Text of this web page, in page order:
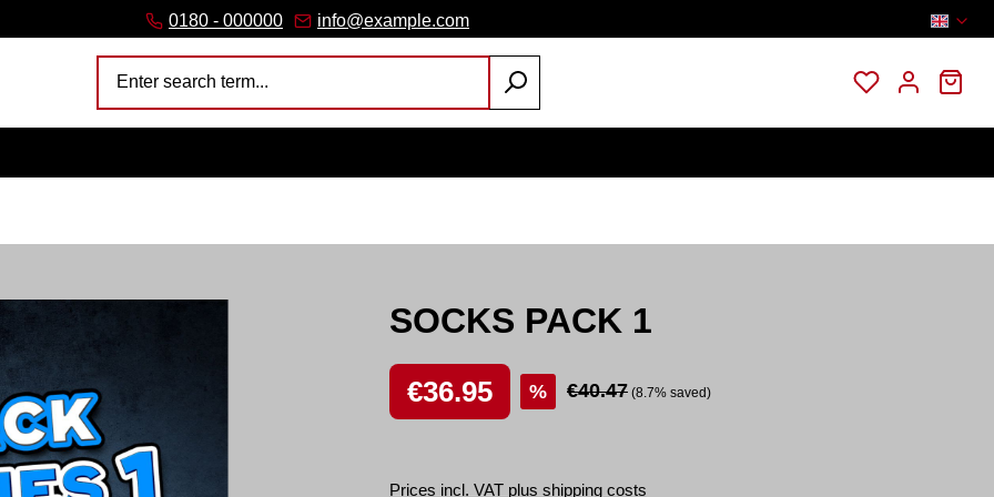
link)
(external link)
tab (external link)
(external link)
a new browser tab (external link)
0180 - 000000 info@example.com
You have 0
SOCKS PACK 1
Sale price:
€36.95 % Regular price:
€40.47 (8.7% saved)
Prices incl. VAT plus shipping costs